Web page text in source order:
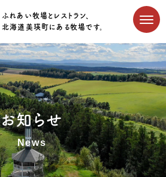
ふれあい牧場とレストラン、
北海道美瑛町にある牧場です。
お知らせ
News